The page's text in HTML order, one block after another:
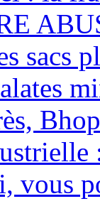
sacs
vous